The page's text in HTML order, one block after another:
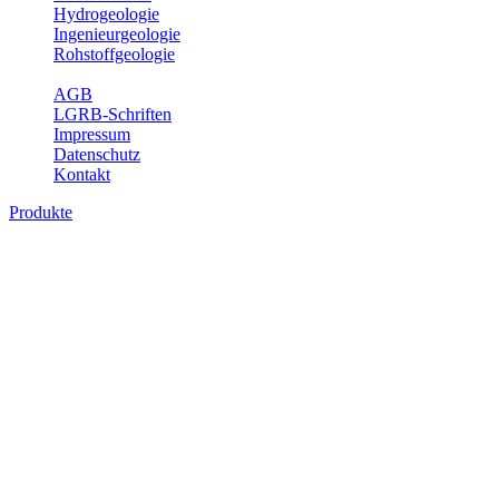
Hydrogeologie
Ingenieurgeologie
Rohstoffgeologie
AGB
LGRB-Schriften
Impressum
Datenschutz
Kontakt
Produkte